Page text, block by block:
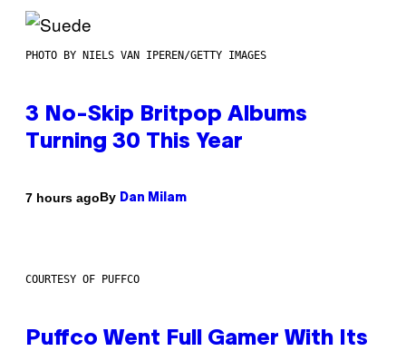
PHOTO BY NIELS VAN IPEREN/GETTY IMAGES
3 No-Skip Britpop Albums
Turning 30 This Year
7 hours agoBy Dan Milam
COURTESY OF PUFFCO
Puffco Went Full Gamer With Its